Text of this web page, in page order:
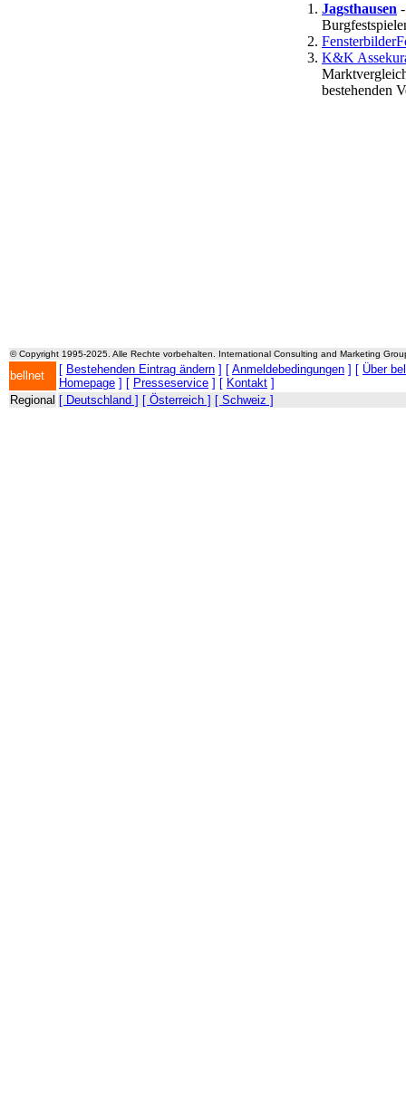
Jagsthausen
K&K
bestehenden
© Copyright 1995-2025. Alle Rechte vorbehalten. International Consulting and Marketing
bellnet [ Bestehenden Eintrag ändern ] [ Anmeldebedingungen ] [ Über
Homepage ] [ Presseservice ] [ Kontakt ]
Regional [ Deutschland ] [ Österreich ] [ Schweiz ]